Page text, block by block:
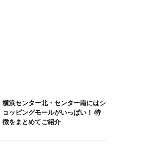
横浜センター北・センター南にはシ
ョッピングモールがいっぱい！ 特
徴をまとめてご紹介